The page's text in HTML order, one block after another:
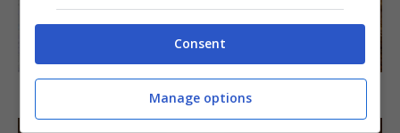
SECONDI PIATTI
Arista di maiale al latte
Consent
Manage options